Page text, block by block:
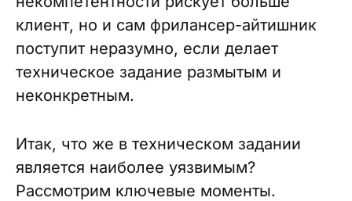
клиент, но и сам фрилансер-айтишник
поступит неразумно, если делает
техническое задание размытым и
неконкретным.
Итак, что же в техническом задании
является наиболее уязвимым?
Рассмотрим ключевые моменты.